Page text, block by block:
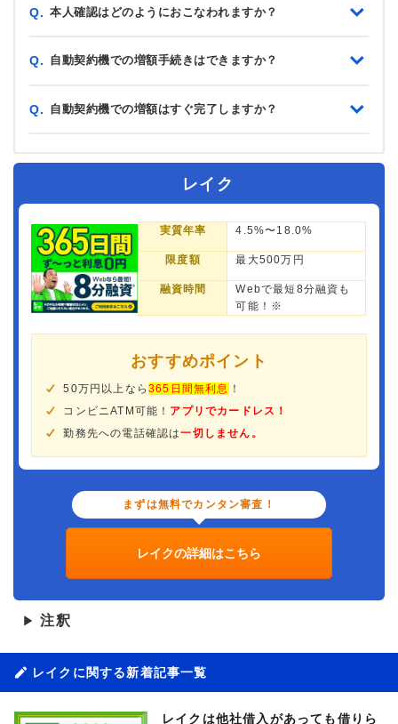
Q. 本人確認はどのようにおこなわれますか？
Q. 自動契約機での増額手続きはできますか？
Q. 自動契約機での増額はすぐ完了しますか？
レイク
実質年率 4.5%〜18.0%
限度額 最大500万円
融資時間
Webで最短8分融資も
可能！※
おすすめポイント
50万円以上なら365日間無利息
！
コンビニATM可能！ アプリでカードレス！
勤務先への電話確認は一切しません。
まずは無料でカンタン審査！
レイクの詳細はこちら
▶ 注釈
レイクに関する新着記事一覧
レイクは他社借入があっても借りら